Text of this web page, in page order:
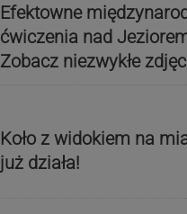
Efektowne
ćwiczenia nad
Zobacz niezwykłe
Koło z widokiem na
już działa!